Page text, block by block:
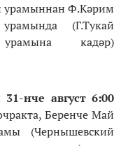
урамыннан Ф.Кәрим
(Г.Тукай
кадәр)
31-нче август 6:00
Беренче Май
(Чернышевский